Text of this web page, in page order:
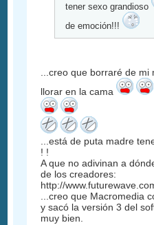
tener sexo grandioso
de emoción!!!
...creo que borraré de mi
llorar en la cama
...está de puta madre
! !
A que no adivinan a
de los creadores:
http://
...creo que Macromedia
y sacó la versión 3 del
muy bien.